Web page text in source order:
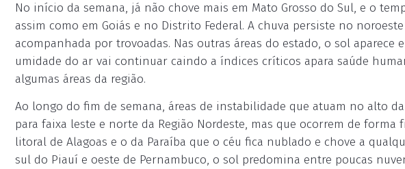
No início da semana, já não chove mais em Mato Grosso do Sul, e o
assim como em Goiás e no Distrito Federal. A chuva persiste no
acompanhada por trovoadas. Nas outras áreas do estado, o sol aparece
umidade do ar vai continuar caindo a índices críticos apara saúde
algumas áreas da região.
Ao longo do fim de semana, áreas de instabilidade que atuam no alto
para faixa leste e norte da Região Nordeste, mas que ocorrem de forma
litoral de Alagoas e o da Paraíba que o céu fica nublado e chove a
sul do Piauí e oeste de Pernambuco, o sol predomina entre poucas